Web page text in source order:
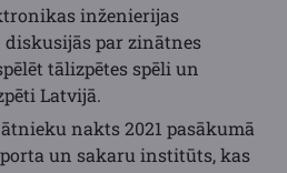
inženierijas
par zinātnes
tālizpētes spēli un
Latvijā.
nakts 2021 pasākumā
un sakaru institūts, kas